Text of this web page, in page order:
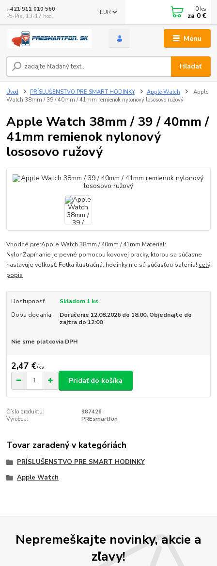
Menu
EUR
Hľadať
+421 911 010 560
Po-Pia, 13-17 hod.
0 ks
za 0 €
Úvod PRÍSLUŠENSTVO PRE SMART HODINKY Apple Watch
Apple
Watch 38mm / 39 / 40mm / 41mm remienok nylonový lososovo ružový
Apple Watch 38mm / 39 / 40mm /
41mm remienok nylonový
lososovo ružový
Vhodné pre:Apple Watch 38mm / 40mm / 41mm Material:
NylonZapínanie je pevné pomocou kovovej pracky, ktorou sa súčasne
nastavuje veľkosť. Fotka ilustračná, hodinky nie sú súčasťou balenia! celý
popis
Dostupnosť
Skladom 1 ks
Doba dodania
Doručenie 12.08.2026 do 18:00. Objednajte do
zajtra do 12:00
Nie sme platcovia DPH
2,47 €/ks
Pridať do košíka
Číslo produktu:
987426
Výrobca:
PREsmartfon
Tovar zaradený v kategóriách
PRÍSLUŠENSTVO PRE SMART HODINKY
Apple Watch
Nepremeškajte novinky, akcie a
zľavy!